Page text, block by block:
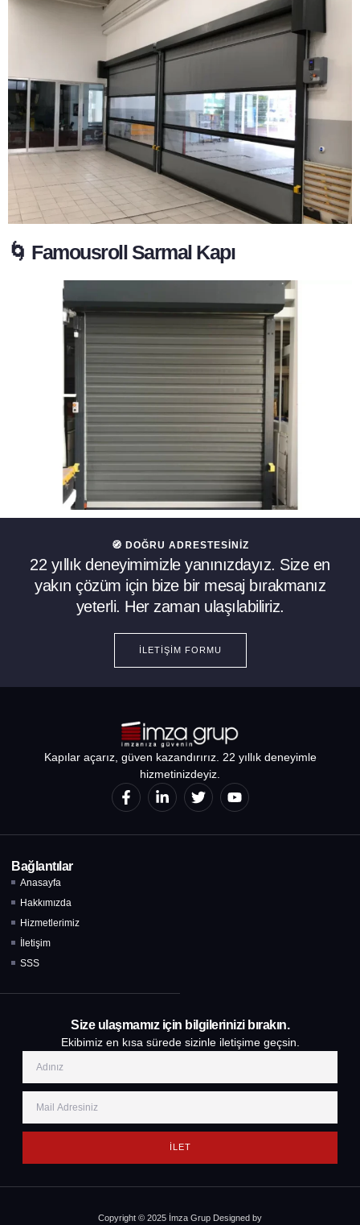
🌀 Famousroll Sarmal Kapı
🧭 DOĞRU ADRESTESINIZ
22 yıllık deneyimimizle yanınızdayız. Size en
yakın çözüm için bize bir mesaj bırakmanız
yeterli. Her zaman ulaşılabiliriz.
İLETIŞIM FORMU
Kapılar açarız, güven kazandırırız. 22 yıllık deneyimle
hizmetinizdeyiz.
Bağlantılar
Anasayfa
Hakkımızda
Hizmetlerimiz
İletişim
SSS
Size ulaşmamız için bilgilerinizi bırakın.
Ekibimiz en kısa sürede sizinle iletişime geçsin.
İLET
Copyright © 2025 İmza Grup Designed by